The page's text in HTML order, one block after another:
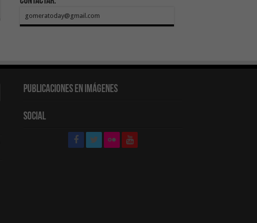
gomeratoday@gmail.com
Publicaciones en Imágenes
Social